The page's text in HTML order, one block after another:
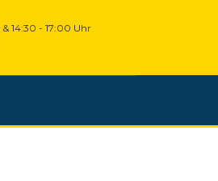
14:30 - 17:00 Uhr